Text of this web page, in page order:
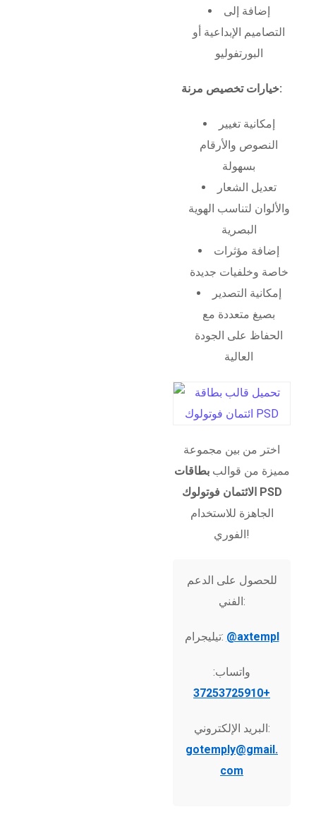
إضافة إلى
التصاميم الإبداعية أو
البورتفوليو
خيارات تخصيص مرنة:
إمكانية تغيير
النصوص والأرقام
بسهولة
تعديل الشعار
والألوان لتناسب الهوية
البصرية
إضافة مؤثرات
خاصة وخلفيات جديدة
إمكانية التصدير
بصيغ متعددة مع
الحفاظ على الجودة
العالية
اختر من بين مجموعة
مميزة من قوالببطاقات
الائتمان فوتولوك PSD
الجاهزة للاستخدام
الفوري!
للحصول على الدعم
الفني:
تيليجرام: @axtempl
واتساب:
+37253725910
البريد الإلكتروني:
gotemply@gmail.
com